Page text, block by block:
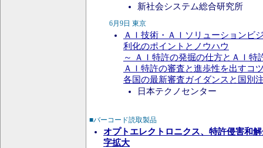
新社会システム総合研究所
6月9日 東京
ＡＩ技術・ＡＩソリューションビ
利化のポイントとノウハウ
～ ＡＩ特許の発掘の仕方とＡＩ特
ＡＩ特許の審査と進歩性を出すコ
各国の最新審査ガイダンスと国別
日本テクノセンター
■バーコード読取製品
オプトエレクトロニクス、特許侵害和
字拡大